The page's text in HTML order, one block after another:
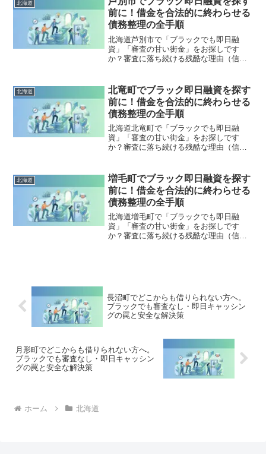
出し、合法的に借金を減額・免除する
「債務整理」の正しい知識と、今すぐ督
促を止める無料相談窓口をご案内しま
す。
北海道
前に！借金を合法的に終わらせる
債務整理の全手順
北海道芦別市で「ブラックでも即日融
資」「審査の甘い街金」をお探しです
か？審査に落ち続ける残酷な理由（信用
まで徹底解説。多重債務の地獄から抜け
出し、合法的に借金を減額・免除する
「債務整理」の正しい知識と、今すぐ督
促を止める無料相談窓口をご案内しま
す。
北海道
北竜町でブラック即日融資を探す
前に！借金を合法的に終わらせる
債務整理の全手順
北海道北竜町で「ブラックでも即日融
資」「審査の甘い街金」をお探しです
か？審査に落ち続ける残酷な理由（信用
まで徹底解説。多重債務の地獄から抜け
出し、合法的に借金を減額・免除する
「債務整理」の正しい知識と、今すぐ督
促を止める無料相談窓口をご案内しま
す。
北海道
増毛町でブラック即日融資を探す
前に！借金を合法的に終わらせる
債務整理の全手順
北海道増毛町で「ブラックでも即日融
資」「審査の甘い街金」をお探しです
か？審査に落ち続ける残酷な理由（信用
促を止める無料相談窓口をご案内しま
す。
長沼町でどこからも借りられない方へ。
ブラックでも審査なし・即日キャッシン
グの罠と安全な解決策
月形町でどこからも借りられない方へ。
ブラックでも審査なし・即日キャッシン
グの罠と安全な解決策
ホーム 北海道